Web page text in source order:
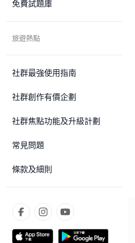
免費試題庫
旅遊熱點
社群最強使用指南
社群創作有價企劃
社群焦點功能及升級計劃
常見問題
條款及細則